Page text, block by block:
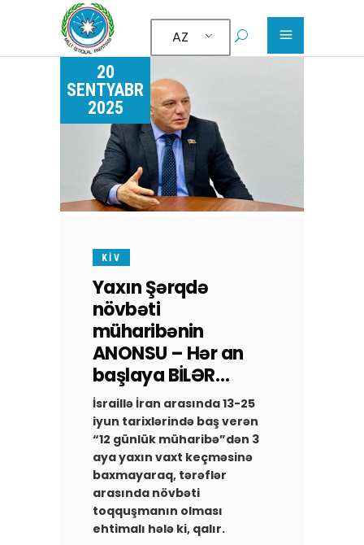
AZ
20
SENTYABR
2025
KİV
Yaxın Şərqdə
növbəti
müharibənin
ANONSU – Hər an
başlaya BİLƏR…
İsraillə İran arasında 13-25
iyun tarixlərində baş verən
“12 günlük müharibə”dən 3
aya yaxın vaxt keçməsinə
baxmayaraq, tərəflər
arasında növbəti
toqquşmanın olması
ehtimalı hələ ki, qalır.